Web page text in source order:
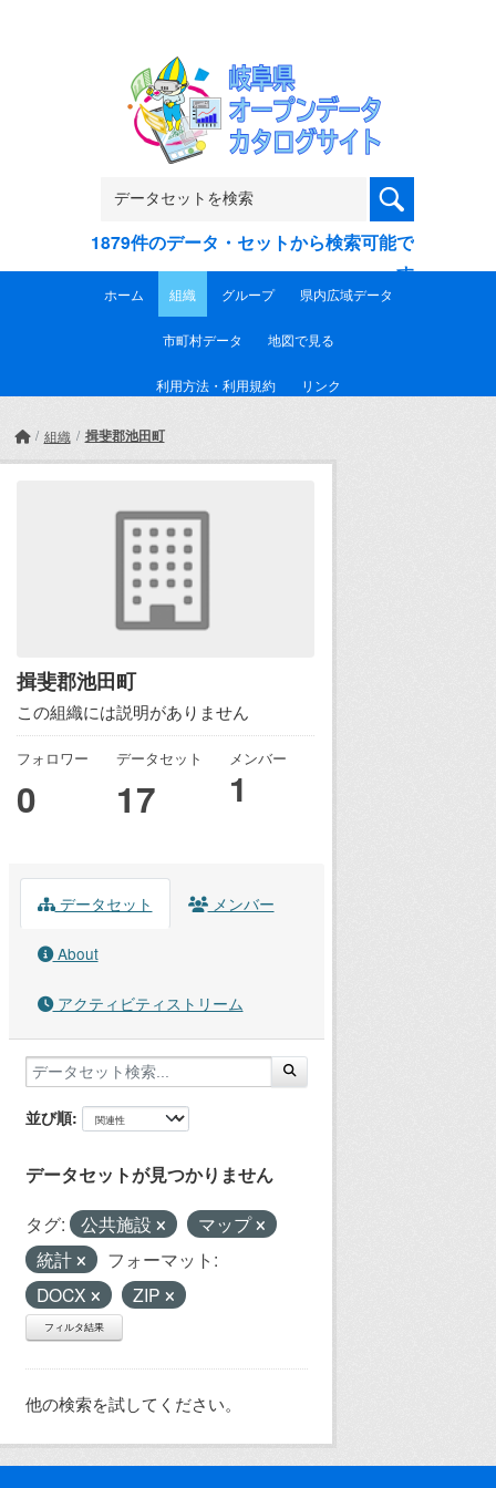
1879件のデータ・セットから検索可能で
す
ホーム 組織 グループ 県内広域データ
市町村データ 地図で見る
利用方法・利用規約 リンク
組織 揖斐郡池田町
揖斐郡池田町
この組織には説明がありません
フォロワー
0
データセット
17
メンバー
1
データセット メンバー
About
アクティビティストリーム
並び順
データセットが見つかりません
タグ: 公共施設
マップ
統計
フォーマット:
DOCX
ZIP
フィルタ結果
他の検索を試してください。